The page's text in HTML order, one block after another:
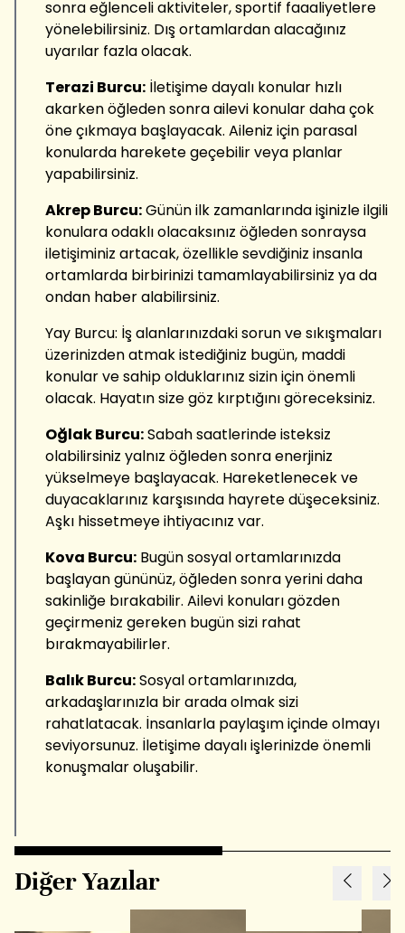
sonra eğlenceli aktiviteler, sportif faaaliyetlere
yönelebilirsiniz. Dış ortamlardan alacağınız
uyarılar fazla olacak.
Terazi Burcu: İletişime dayalı konular hızlı
akarken öğleden sonra ailevi konular daha çok
öne çıkmaya başlayacak. Aileniz için parasal
konularda harekete geçebilir veya planlar
yapabilirsiniz.
Akrep Burcu:Günün ilk zamanlarında işinizle ilgili
konulara odaklı olacaksınız öğleden sonraysa
iletişiminiz artacak, özellikle sevdiğiniz insanla
ortamlarda birbirinizi tamamlayabilirsiniz ya da
ondan haber alabilirsiniz.
Yay Burcu: İş alanlarınızdaki sorun ve sıkışmaları
üzerinizden atmak istediğiniz bugün, maddi
konular ve sahip olduklarınız sizin için önemli
olacak. Hayatın size göz kırptığını göreceksiniz.
Oğlak Burcu:Sabah saatlerinde isteksiz
olabilirsiniz yalnız öğleden sonra enerjiniz
yükselmeye başlayacak. Hareketlenecek ve
duyacaklarınız karşısında hayrete düşeceksiniz.
Aşkı hissetmeye ihtiyacınız var.
Kova Burcu: Bugün sosyal ortamlarınızda
başlayan gününüz, öğleden sonra yerini daha
sakinliğe bırakabilir. Ailevi konuları gözden
geçirmeniz gereken bugün sizi rahat
bırakmayabilirler.
Balık Burcu:Sosyal ortamlarınızda,
arkadaşlarınızla bir arada olmak sizi
rahatlatacak. İnsanlarla paylaşım içinde olmayı
seviyorsunuz. İletişime dayalı işlerinizde önemli
konuşmalar oluşabilir.
Diğer Yazılar